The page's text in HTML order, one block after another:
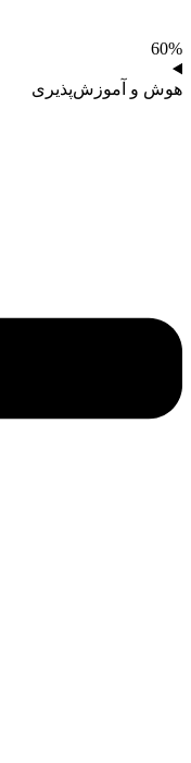
60%
هوش و آموزش‌پذیری